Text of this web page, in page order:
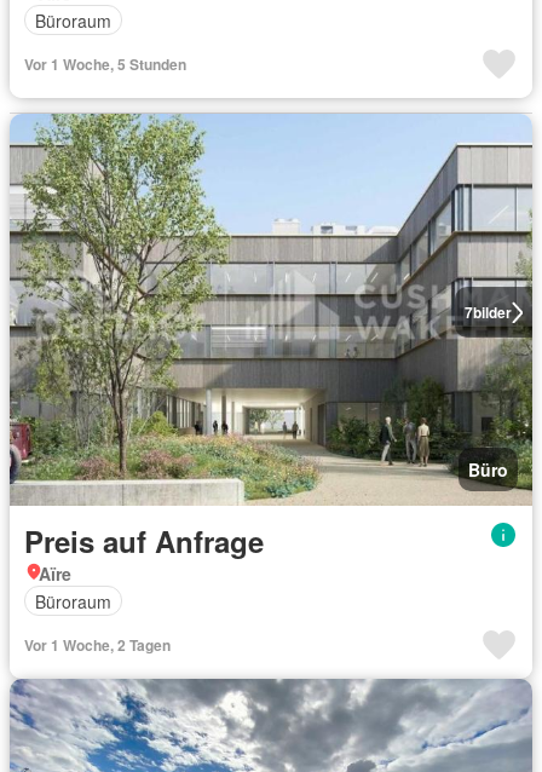
Büroraum
Vor 1 Woche, 5 Stunden
7bilder
Büro
Preis auf Anfrage
Aïre
Büroraum
Vor 1 Woche, 2 Tagen